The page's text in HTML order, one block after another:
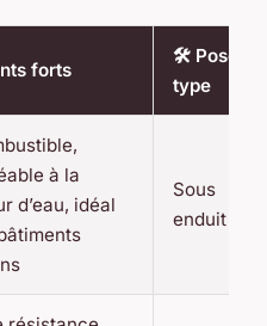
forts
🛠️ Pose
type
à la
d’eau, idéal
Sous
enduit